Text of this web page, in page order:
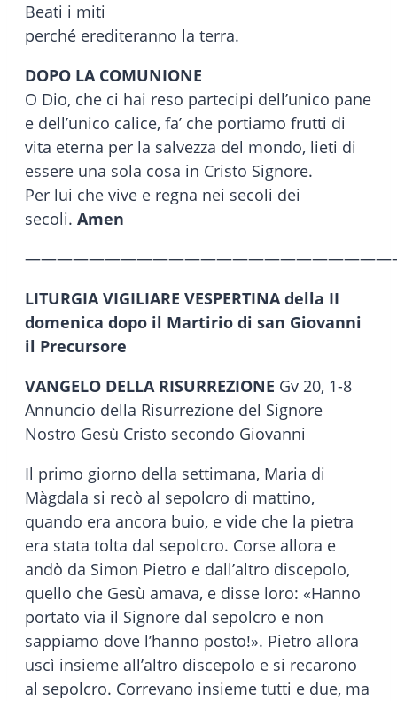
Beati i miti
perché erediteranno la terra.
DOPO LA COMUNIONE
O Dio, che ci hai reso partecipi dell’unico pane
e dell’unico calice, fa’ che portiamo frutti di
vita eterna per la salvezza del mondo, lieti di
essere una sola cosa in Cristo Signore.
Per lui che vive e regna nei secoli dei
secoli. Amen
LITURGIA VIGILIARE VESPERTINA della II
domenica dopo il Martirio di san Giovanni
il Precursore
VANGELO DELLA RISURREZIONE Gv 20, 1-8
Annuncio della Risurrezione del Signore
Nostro Gesù Cristo secondo Giovanni
Il primo giorno della settimana, Maria di
Màgdala si recò al sepolcro di mattino,
quando era ancora buio, e vide che la pietra
era stata tolta dal sepolcro. Corse allora e
andò da Simon Pietro e dall’altro discepolo,
quello che Gesù amava, e disse loro: «Hanno
portato via il Signore dal sepolcro e non
sappiamo dove l’hanno posto!». Pietro allora
uscì insieme all’altro discepolo e si recarono
al sepolcro. Correvano insieme tutti e due, ma